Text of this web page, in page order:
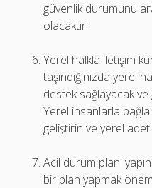
güvenlik durumunu
olacaktır.
Yerel halkla iletişim
taşındığınızda yerel
destek sağlayacak ve
Yerel insanlarla
geliştirin ve yerel
Acil durum planı
bir plan yapmak